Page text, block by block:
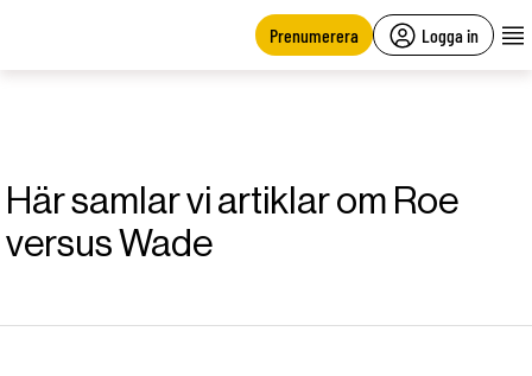
Prenumerera Logga in
Här samlar vi artiklar om Roe
versus Wade